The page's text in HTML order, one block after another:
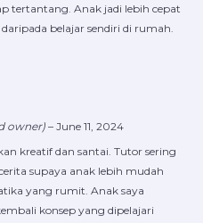
tertantang. Anak jadi lebih cepat
belajar sendiri di rumah.
owner)– June 11, 2024
kreatif dan santai. Tutor sering
supaya anak lebih mudah
yang rumit. Anak saya
konsep yang dipelajari